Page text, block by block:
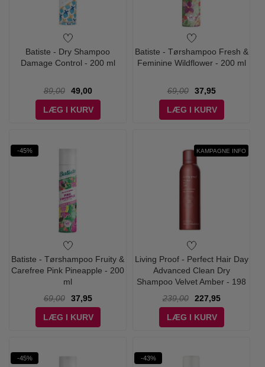
Batiste - Dry Shampoo
Damage Control - 200 ml
89,00
49,00
LÆG I KURV
Batiste - Tørshampoo Fresh &
Feminine Wildflower - 200 ml
69,00
37,95
LÆG I KURV
-45%
Batiste - Tørshampoo Fruity &
Carefree Pink Pineapple - 200
ml
69,00
37,95
LÆG I KURV
LIMITED EDITION
KAMPAGNE INFO
Living Proof - Perfect Hair Day
Advanced Clean Dry
Shampoo Velvet Amber - 198
239,00
227,95
LÆG I KURV
-45% -43%